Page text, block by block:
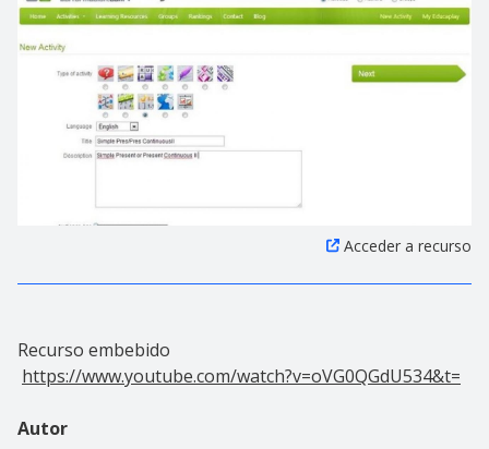
Acceder a recurso
Recurso embebido
https://www.youtube.com/watch?v=oVG0QGdU534&t=
Autor